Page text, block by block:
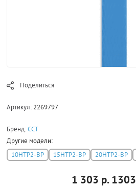
Поделиться
Артикул: 2269797
Бренд:ССТ
Другие модели:
10НТР2-ВР
15НТР2-ВР 20НТР2-ВР
1 303 р. 1303